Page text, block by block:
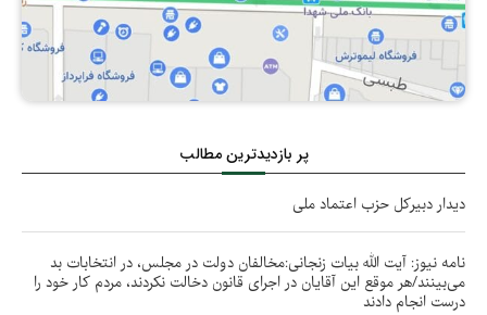
پر بازدیدترین مطالب
دیدار دبیرکل حزب اعتماد ملی
نامه نیوز: آیت الله بیات زنجانی:مخالفان دولت در مجلس، در انتخابات بد
می‌بینند/هر موقع این آقایان در اجرای قانون دخالت نکردند، مردم کار خود را
درست انجام دادند